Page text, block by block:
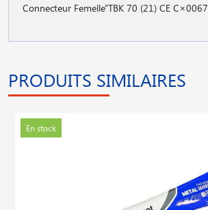
Connecteur Femelle"TBK 70 (21) CE C×0067
PRODUITS SIMILAIRES
En stock